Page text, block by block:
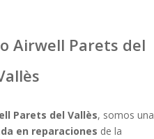
Airwell Parets del
Parets del Vallès, somos una
en reparaciones de la